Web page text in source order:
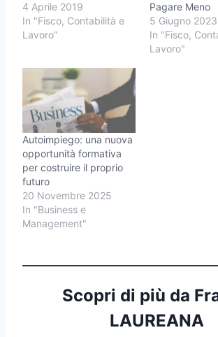
4 Aprile 2019
In "Fisco, Contabilità e
Lavoro"
Pagare Meno
5 Giugno 2023
In "Fisco,
Lavoro"
Autoimpiego: una nuova
opportunità formativa
per costruire il proprio
futuro
20 Novembre 2025
In "Business e
Management"
Scopri di più da
LAUREANA